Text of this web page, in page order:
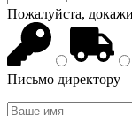
Пожалуйста,
Письмо директору